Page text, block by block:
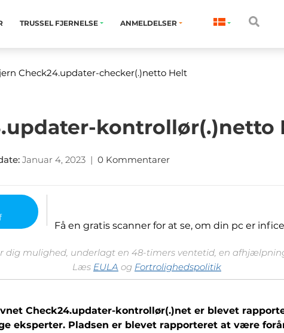
TRUSSEL FJERNELSE ANMELDELSER
Check24.updater-checker(.)netto Helt
kontrollør(.)netto
: Januar 4, 2023 | 0 Kommentarer
Få en gratis scanner for at se, om din pc er
dig mulighed, underlagt en 48-timers ventetid, en
Læs EULA og Fortrolighedspolitik
Check24.updater-kontrollør(.)net er blevet
eksperter. Pladsen er blevet rapporteret at være